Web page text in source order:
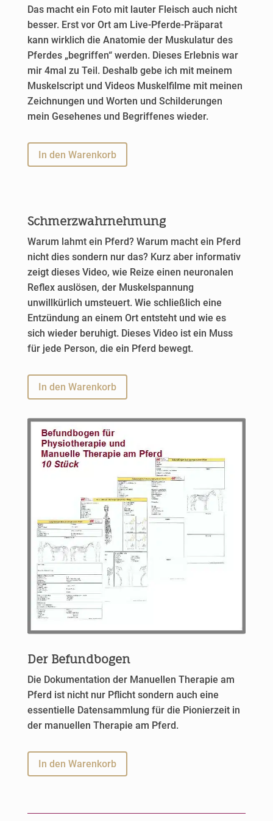
Das macht ein Foto mit lauter Fleisch auch nicht
besser. Erst vor Ort am Live-Pferde-Präparat
kann wirklich die Anatomie der Muskulatur des
Pferdes „begriffen“ werden. Dieses Erlebnis war
mir 4mal zu Teil. Deshalb gebe ich mit meinem
Muskelscript und Videos Muskelfilme mit meinen
Zeichnungen und Worten und Schilderungen
mein Gesehenes und Begriffenes wieder.
In den Warenkorb
l
n
a
t
v
e
:
Schmerzwahrnehmung
Warum lahmt ein Pferd? Warum macht ein Pferd
nicht dies sondern nur das? Kurz aber informativ
zeigt dieses Video, wie Reize einen neuronalen
Reflex auslösen, der Muskelspannung
unwillkürlich umsteuert. Wie schließlich eine
Entzündung an einem Ort entsteht und wie es
sich wieder beruhigt. Dieses Video ist ein Muss
für jede Person, die ein Pferd bewegt.
In den Warenkorb
l
n
a
t
i
v
e
:
Der Befundbogen
Die Dokumentation der Manuellen Therapie am
Pferd ist nicht nur Pflicht sondern auch eine
essentielle Datensammlung für die Pionierzeit in
der manuellen Therapie am Pferd.
In den Warenkorb
l